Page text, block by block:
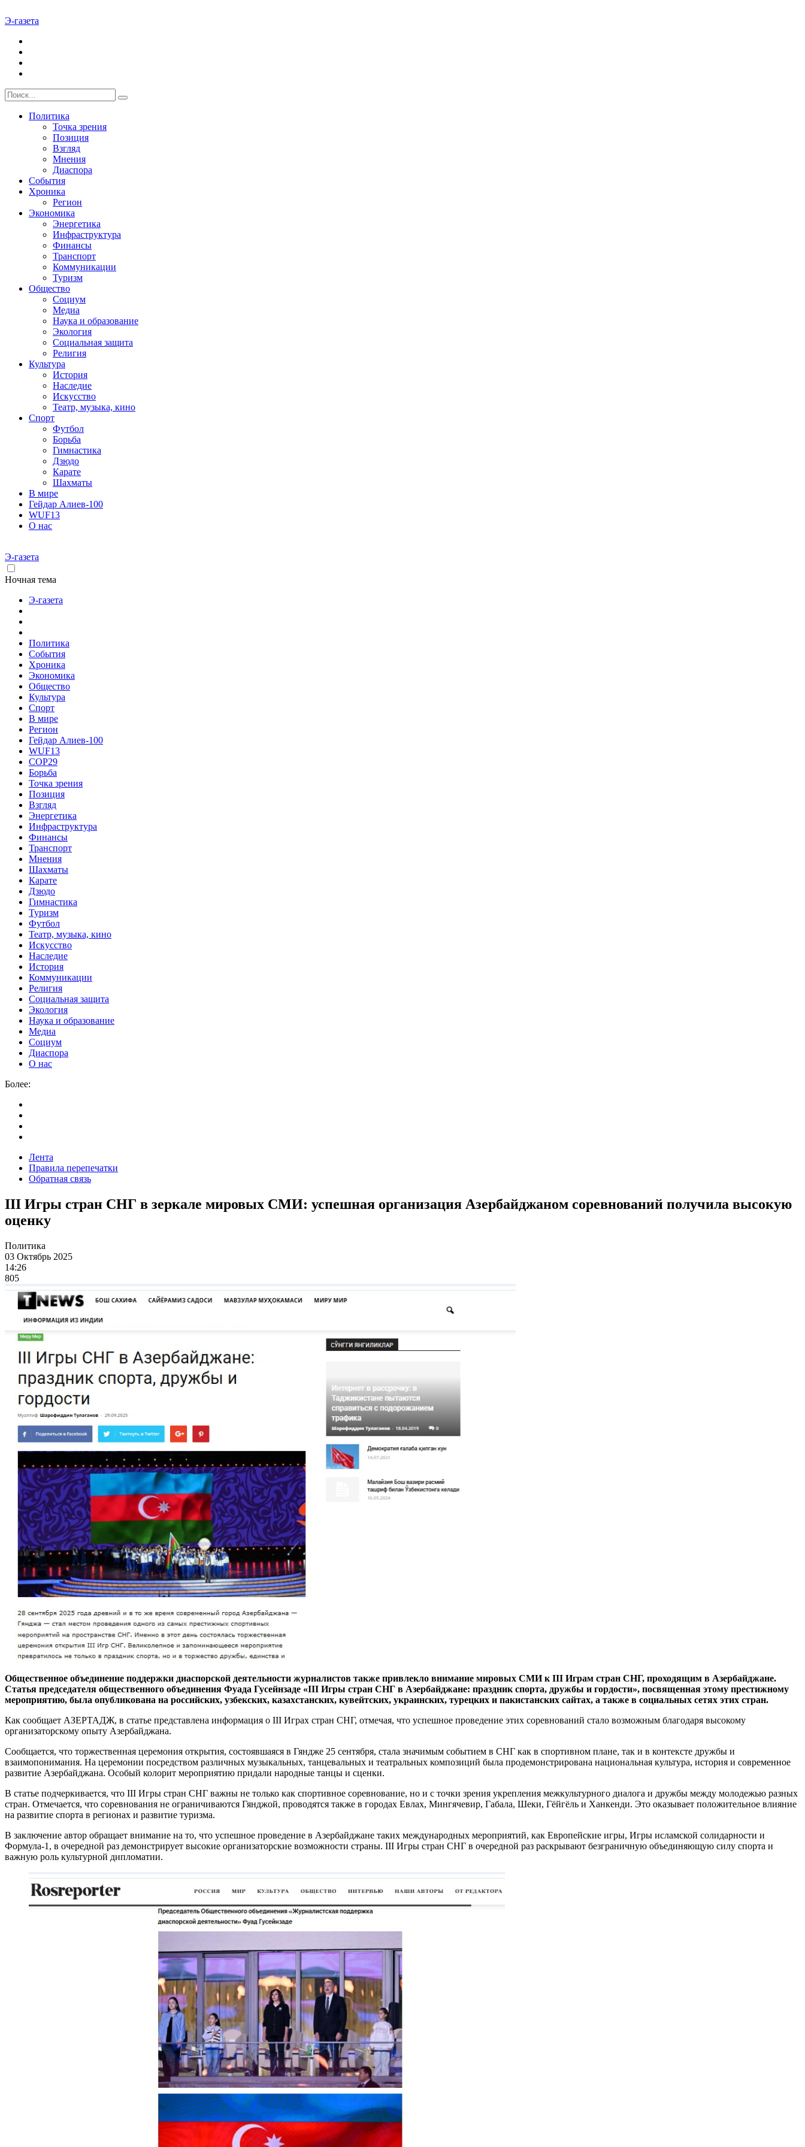
Э-газета
Политика
Точка зрения
Позиция
Взгляд
Мнения
Диаспора
События
Хроника
Регион
Экономика
Энергетика
Инфраструктура
Финансы
Транспорт
Коммуникации
Туризм
Общество
Социум
Медиа
Наука и образование
Экология
Социальная защита
Религия
Культура
История
Наследие
Искусство
Театр, музыка, кино
Спорт
Футбол
Борьба
Гимнастика
Дзюдо
Карате
Шахматы
В мире
Гейдар Алиев-100
WUF13
О нас
Э-газета
Ночная тема
Э-газета
Политика
События
Хроника
Экономика
Общество
Культура
Спорт
В мире
Регион
Гейдар Алиев-100
WUF13
COP29
Борьба
Точка зрения
Позиция
Взгляд
Энергетика
Инфраструктура
Финансы
Транспорт
Мнения
Шахматы
Карате
Дзюдо
Гимнастика
Туризм
Футбол
Театр, музыка, кино
Искусство
Наследие
История
Коммуникации
Религия
Социальная защита
Экология
Наука и образование
Медиа
Социум
Диаспора
О нас
Более:
Лента
Правила перепечатки
Обратная связь
III Игры стран СНГ в зеркале мировых СМИ: успешная организация Азербайджаном соревнований получила высокую
оценку
Политика
03 Октябрь 2025
14:26
805
Общественное объединение поддержки диаспорской деятельности журналистов также привлекло внимание мировых СМИ к III Играм стран СНГ, проходящим в Азербайджане.
Статья председателя общественного объединения Фуада Гусейнзаде «III Игры стран СНГ в Азербайджане: праздник спорта, дружбы и гордости», посвященная этому престижному
мероприятию, была опубликована на российских, узбекских, казахстанских, кувейтских, украинских, турецких и пакистанских сайтах, а также в социальных сетях этих стран.
Как сообщает АЗЕРТАДЖ, в статье представлена информация о III Играх стран СНГ, отмечая, что успешное проведение этих соревнований стало возможным благодаря высокому
организаторскому опыту Азербайджана.
Сообщается, что торжественная церемония открытия, состоявшаяся в Гяндже 25 сентября, стала значимым событием в СНГ как в спортивном плане, так и в контексте дружбы и
взаимопонимания. На церемонии посредством различных музыкальных, танцевальных и театральных композиций была продемонстрирована национальная культура, история и современное
развитие Азербайджана. Особый колорит мероприятию придали народные танцы и сценки.
В статье подчеркивается, что III Игры стран СНГ важны не только как спортивное соревнование, но и с точки зрения укрепления межкультурного диалога и дружбы между молодежью разных
стран. Отмечается, что соревнования не ограничиваются Гянджой, проводятся также в городах Евлах, Мингячевир, Габала, Шеки, Гёйгёль и Ханкенди. Это оказывает положительное влияние
на развитие спорта в регионах и развитие туризма.
В заключение автор обращает внимание на то, что успешное проведение в Азербайджане таких международных мероприятий, как Европейские игры, Игры исламской солидарности и
Формула-1, в очередной раз демонстрирует высокие организаторские возможности страны. III Игры стран СНГ в очередной раз раскрывают безграничную объединяющую силу спорта и
важную роль культурной дипломатии.